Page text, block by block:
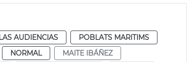
AUDIENCIAS
POBLATS MARITIMS
NORMAL
MAITE IBÁÑEZ